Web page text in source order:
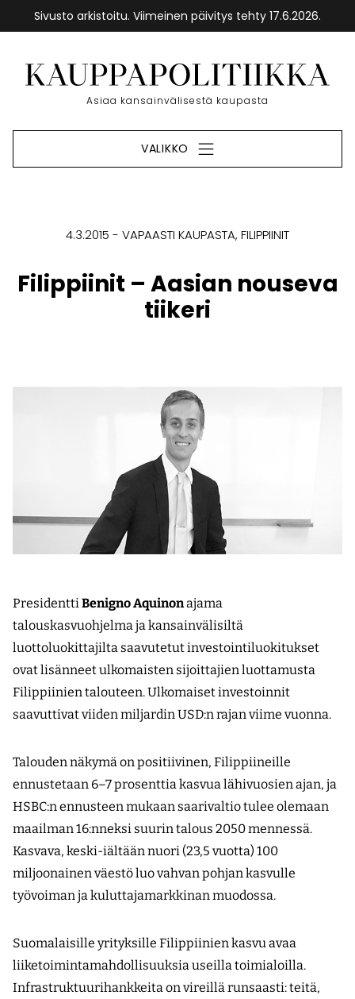
Sivusto arkistoitu. Viimeinen päivitys tehty 17.6.2026.
sisältöön
Etusivu
Asiaa kansainvälisestä kaupasta
VALIKKO
4.3.2015 VAPAASTI KAUPASTA FILIPPIINIT
Filippiinit – Aasian nouseva
tiikeri
PresidenttiBenigno Aquinonajama
talouskasvuohjelma ja kansainvälisiltä
luottoluokittajilta saavutetut investointiluokitukset
ovat lisänneet ulkomaisten sijoittajien luottamusta
Filippiinien talouteen. Ulkomaiset investoinnit
saavuttivat viiden miljardin USD:n rajan viime vuonna.
Talouden näkymä on positiivinen, Filippiineille
ennustetaan 6–7 prosenttia kasvua lähivuosien ajan, ja
HSBC:n ennusteen mukaan saarivaltio tulee olemaan
maailman 16:nneksi suurin talous 2050 mennessä.
Kasvava, keski-iältään nuori (23,5 vuotta) 100
miljoonainen väestö luo vahvan pohjan kasvulle
työvoiman ja kuluttajamarkkinan muodossa.
Suomalaisille yrityksille Filippiinien kasvu avaa
liiketoimintamahdollisuuksia useilla toimialoilla.
Infrastruktuurihankkeita on vireillä runsaasti: teitä,